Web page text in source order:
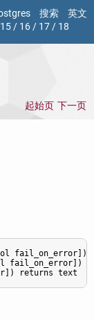
搜索
英文
15/ 16/ 17/ 18
起始页 下一页
fail_on_error])
fail_on_error])